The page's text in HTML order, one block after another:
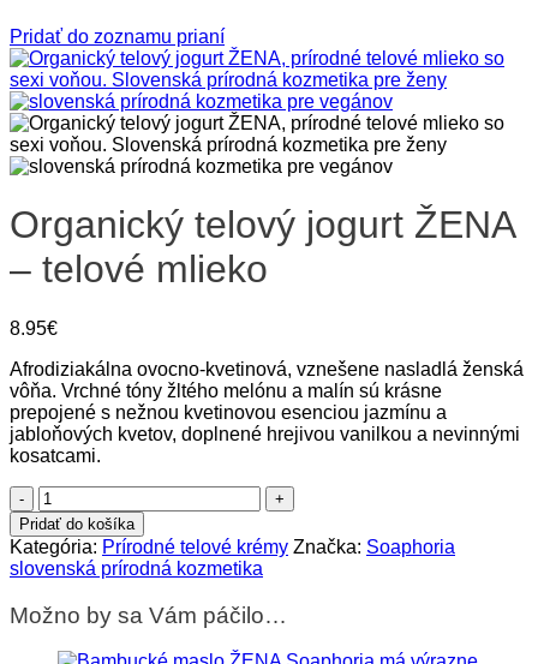
Pridať do zoznamu prianí
Organický telový jogurt ŽENA
– telové mlieko
8.95€
Afrodiziakálna ovocno-kvetinová, vznešene nasladlá ženská
vôňa. Vrchné tóny žltého melónu a malín sú krásne
prepojené s nežnou kvetinovou esenciou jazmínu a
jabloňových kvetov, doplnené hrejivou vanilkou a nevinnými
kosatcami.
množstvo
Organický
telový
jogurt
ŽENA
telové
mlieko
Pridať do košíka
Kategória: Prírodné telové krémy Značka: Soaphoria
slovenská prírodná kozmetika
Možno by sa Vám páčilo…